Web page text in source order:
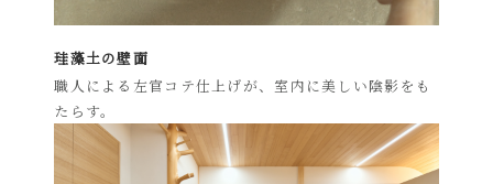
珪藻土の壁面
職人による左官コテ仕上げが、室内に美しい陰影をも
たらす。